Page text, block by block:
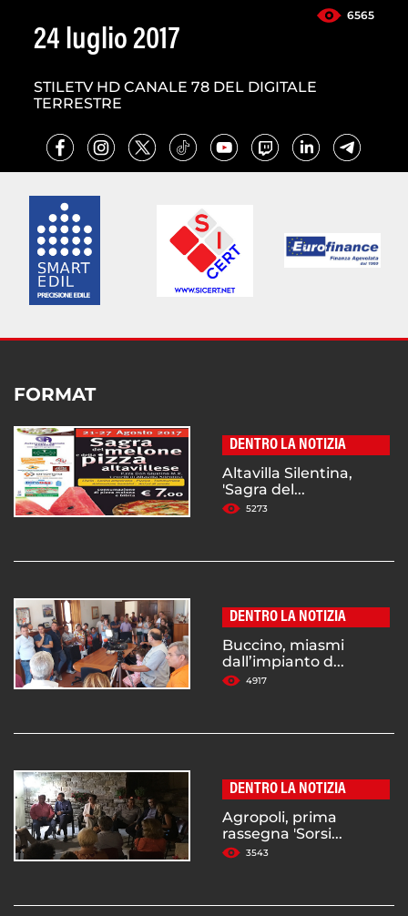
6565
24 luglio 2017
STILETV HD CANALE 78 DEL DIGITALE
TERRESTRE
FORMAT
DENTRO LA NOTIZIA
Altavilla Silentina,
'Sagra del...
5273
DENTRO LA NOTIZIA
Buccino, miasmi
dall’impianto d...
4917
DENTRO LA NOTIZIA
Agropoli, prima
rassegna 'Sorsi...
3543